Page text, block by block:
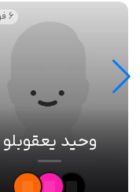
6 فونت
وحید یعقوبلو